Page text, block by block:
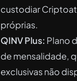
custodiar
próprias.
QINV Plus: Plano
de mensalidade,
exclusivas não